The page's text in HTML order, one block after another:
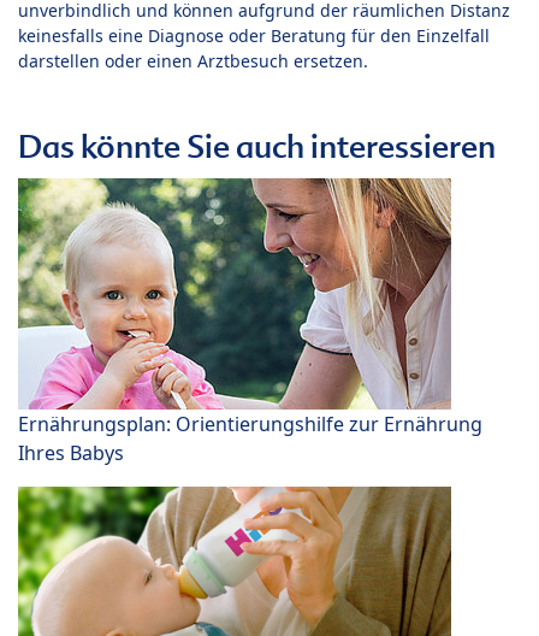
unverbindlich und können aufgrund der räumlichen Distanz
keinesfalls eine Diagnose oder Beratung für den Einzelfall
darstellen oder einen Arztbesuch ersetzen.
Das könnte Sie auch interessieren
Ernährungsplan: Orientierungshilfe zur Ernährung
Ihres Babys